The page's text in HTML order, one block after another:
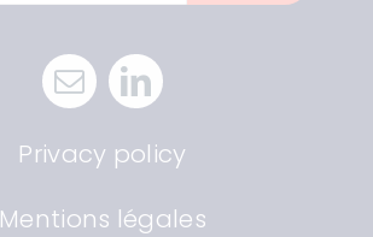
Privacy policy
Mentions légales